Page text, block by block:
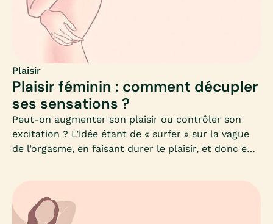
Plaisir
Plaisir féminin : comment décupler
ses sensations ?
Peut-on augmenter son plaisir ou contrôler son
excitation ? L’idée étant de « surfer » sur la vague
de l’orgasme, en faisant durer le plaisir, et donc en
intensifier leur orgasme, ou tout simplement